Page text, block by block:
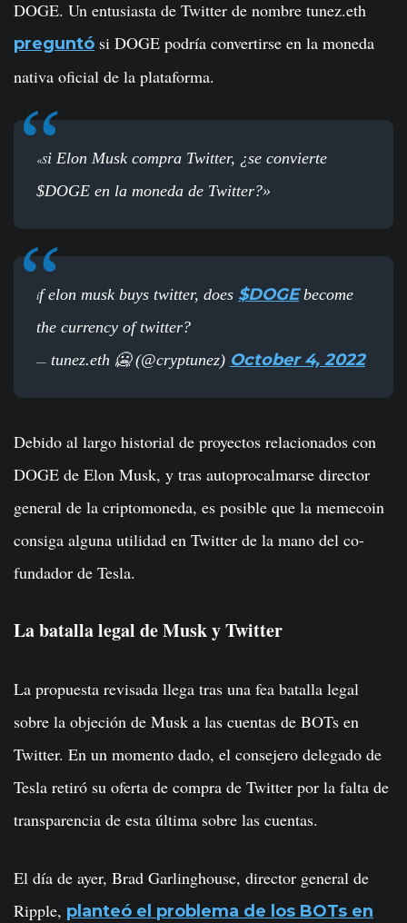
DOGE. Un entusiasta de Twitter de nombre tunez.eth
preguntó si DOGE podría convertirse en la moneda
nativa oficial de la plataforma.
«Si Elon Musk compra Twitter, ¿se convierte
$DOGE en la moneda de Twitter?»
if elon musk buys twitter, does $DOGEbecome
the currency of twitter?
— tunez.eth 🥶 (@cryptunez) October 4, 2022
Debido al largo historial de proyectos relacionados con
DOGE de Elon Musk, y tras autoprocalmarse director
general de la criptomoneda, es posible que la memecoin
consiga alguna utilidad en Twitter de la mano del co-
fundador de Tesla.
La batalla legal de Musk y Twitter
La propuesta revisada llega tras una fea batalla legal
sobre la objeción de Musk a las cuentas de BOTs en
Twitter. En un momento dado, el consejero delegado de
Tesla retiró su oferta de compra de Twitter por la falta de
transparencia de esta última sobre las cuentas.
El día de ayer, Brad Garlinghouse, director general de
Ripple, planteó el problema de los BOTs en